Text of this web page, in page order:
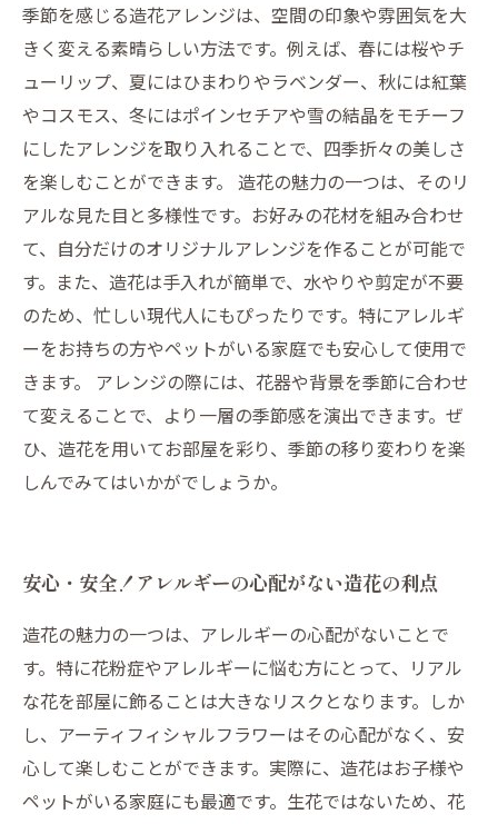
季節を感じる造花アレンジは、空間の印象や雰囲気を大
きく変える素晴らしい方法です。例えば、春には桜やチ
ューリップ、夏にはひまわりやラベンダー、秋には紅葉
やコスモス、冬にはポインセチアや雪の結晶をモチーフ
にしたアレンジを取り入れることで、四季折々の美しさ
を楽しむことができます。 造花の魅力の一つは、そのリ
アルな見た目と多様性です。お好みの花材を組み合わせ
て、自分だけのオリジナルアレンジを作ることが可能で
す。また、造花は手入れが簡単で、水やりや剪定が不要
のため、忙しい現代人にもぴったりです。特にアレルギ
ーをお持ちの方やペットがいる家庭でも安心して使用で
きます。 アレンジの際には、花器や背景を季節に合わせ
て変えることで、より一層の季節感を演出できます。ぜ
ひ、造花を用いてお部屋を彩り、季節の移り変わりを楽
しんでみてはいかがでしょうか。
安心・安全！アレルギーの心配がない造花の利点
造花の魅力の一つは、アレルギーの心配がないことで
す。特に花粉症やアレルギーに悩む方にとって、リアル
な花を部屋に飾ることは大きなリスクとなります。しか
し、アーティフィシャルフラワーはその心配がなく、安
心して楽しむことができます。実際に、造花はお子様や
ペットがいる家庭にも最適です。生花ではないため、花